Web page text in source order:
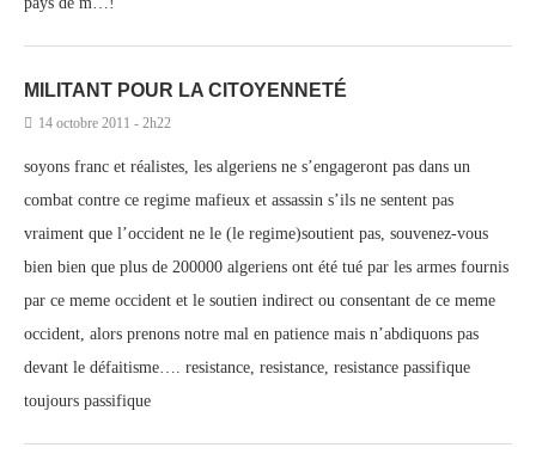
MILITANT POUR LA CITOYENNETÉ
14 octobre 2011 - 2h22
soyons franc et réalistes, les algeriens ne s’engageront pas dans un
combat contre ce regime mafieux et assassin s’ils ne sentent pas
vraiment que l’occident ne le (le regime)soutient pas, souvenez-vous
bien bien que plus de 200000 algeriens ont été tué par les armes fournis
par ce meme occident et le soutien indirect ou consentant de ce meme
occident, alors prenons notre mal en patience mais n’abdiquons pas
devant le défaitisme…. resistance, resistance, resistance passifique
toujours passifique